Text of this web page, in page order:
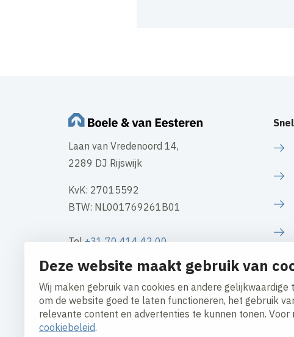
Deze website maakt gebruik van
Wij maken gebruik van cookies en andere gelijkwaardige
om de website goed te laten functioneren, het gebruik
relevante content en advertenties te kunnen tonen. Voor
cookiebeleid.
Laan van Vredenoord 14,
2289 DJ Rijswijk
KvK: 27015592
BTW: NL001769261B01
Tel+31 70 414 42 00
info@boele.nl
Contact